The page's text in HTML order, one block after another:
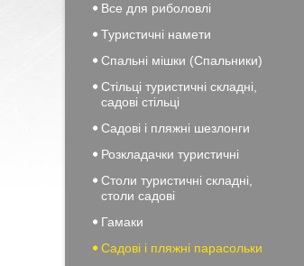
Все для риболовлі
Туристичні намети
Спальні мішки (Спальники)
Стільці туристичні складні,
садові стільці
Садові і пляжні шезлонги
Розкладачки туристичні
Столи туристичні складні,
столи садові
Гамаки
Садові і пляжні парасольки